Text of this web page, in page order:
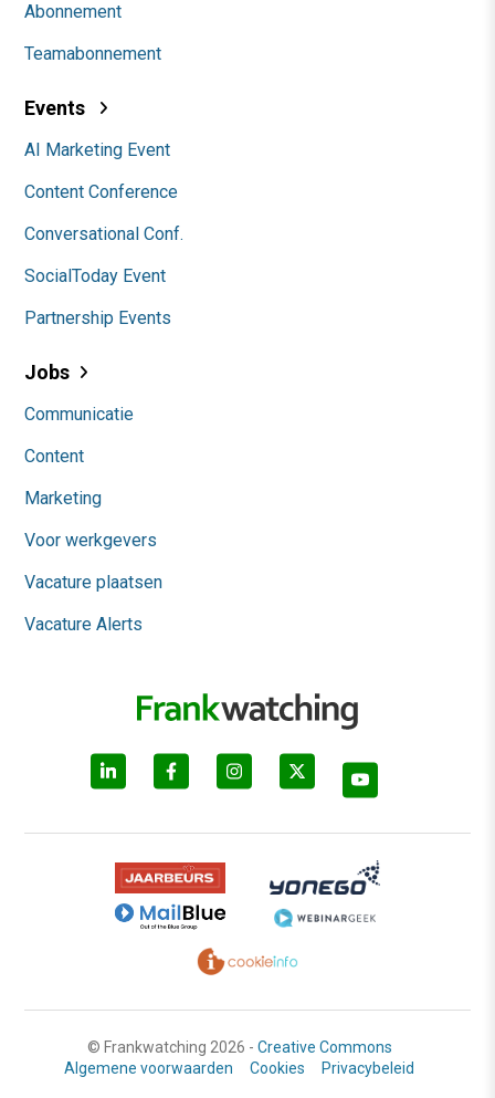
Abonnement
Teamabonnement
Events
AI Marketing Event
Content Conference
Conversational Conf.
SocialToday Event
Partnership Events
Jobs
Communicatie
Content
Marketing
Voor werkgevers
Vacature plaatsen
Vacature Alerts
© Frankwatching 2026 - Creative Commons
Algemene voorwaarden
Cookies Privacybeleid